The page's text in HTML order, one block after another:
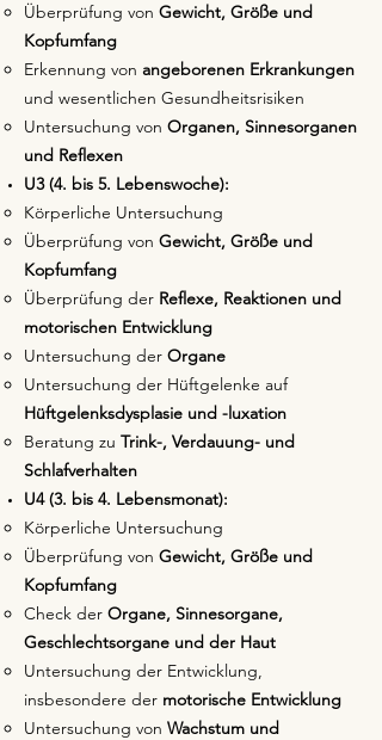
Überprüfung von Gewicht, Größe und
Kopfumfang
Erkennung von angeborenen Erkrankungen
und wesentlichen Gesundheitsrisiken
Untersuchung von Organen, Sinnesorganen
und Reflexen
U3 (4. bis 5. Lebenswoche):
Körperliche Untersuchung
Überprüfung von Gewicht, Größe und
Kopfumfang
Überprüfung der Reflexe, Reaktionen und
motorischen Entwicklung
Untersuchung der Organe
Untersuchung der Hüftgelenke auf
Hüftgelenksdysplasie und -luxation
Beratung zu Trink-, Verdauung- und
Schlafverhalten
U4 (3. bis 4. Lebensmonat):
Körperliche Untersuchung
Überprüfung von Gewicht, Größe und
Kopfumfang
Check der Organe, Sinnesorgane,
Geschlechtsorgane und der Haut
Untersuchung der Entwicklung,
insbesondere der motorische Entwicklung
Untersuchung von Wachstum und